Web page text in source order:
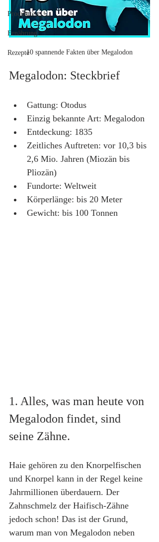
Produkttests
Ernährung
Rezepte10 spannende Fakten über Megalodon
Megalodon: Steckbrief
Gattung: Otodus
Einzig bekannte Art: Megalodon
Entdeckung: 1835
Zeitliches Auftreten: vor 10,3 bis
2,6 Mio. Jahren (Miozän bis
Pliozän)
Fundorte: Weltweit
Körperlänge: bis 20 Meter
Gewicht: bis 100 Tonnen
1. Alles, was man heute von
Megalodon findet, sind
seine Zähne.
Haie gehören zu den Knorpelfischen
und Knorpel kann in der Regel keine
Jahrmillionen überdauern. Der
Zahnschmelz der Haifisch-Zähne
jedoch schon! Das ist der Grund,
warum man von Megalodon neben